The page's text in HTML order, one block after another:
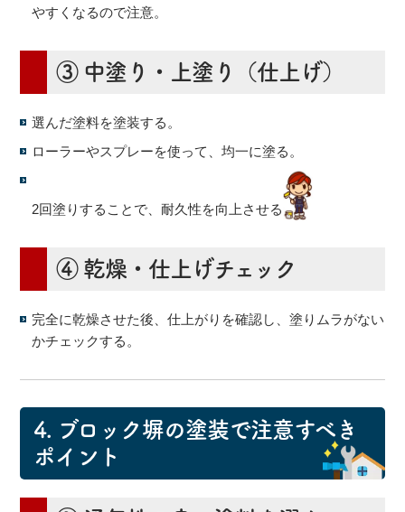
やすくなるので注意。
③ 中塗り・上塗り（仕上げ）
選んだ塗料を塗装する。
ローラーやスプレーを使って、均一に塗る。
2回塗りすることで、耐久性を向上させる
④ 乾燥・仕上げチェック
完全に乾燥させた後、仕上がりを確認し、塗りムラがない
かチェックする。
4. ブロック塀の塗装で注意すべき
ポイント